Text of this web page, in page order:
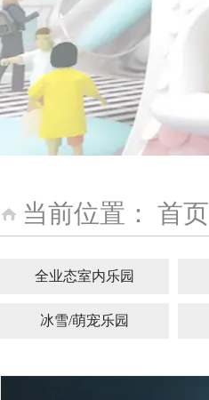
当前位置： 首页
全业态室内乐园
冰雪/萌宠乐园